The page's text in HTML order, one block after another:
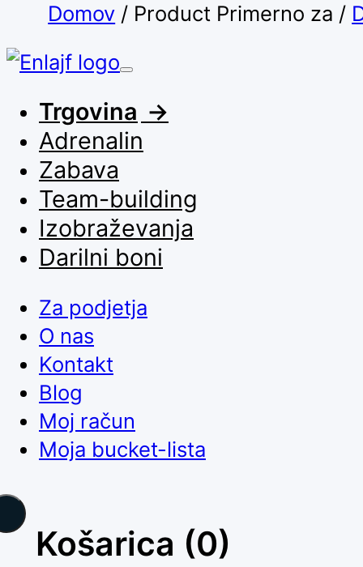
Domov / Product Primerno za /
Trgovina
Adrenalin
Zabava
Team-building
Izobraževanja
Darilni boni
Za podjetja
O nas
Kontakt
Blog
Moj račun
Moja bucket-lista
Košarica (0)